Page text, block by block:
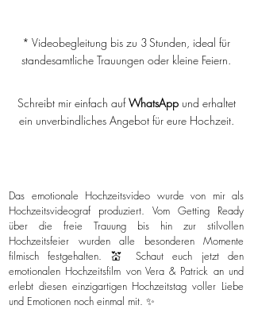
* Videobegleitung bis zu 3 Stunden, ideal für
standesamtliche Trauungen oder kleine Feiern.
Schreibt mir einfach aufWhatsAppund erhaltet
ein unverbindliches Angebot für eure Hochzeit.
Das emotionale Hochzeitsvideo wurde von mir als
Hochzeitsvideograf produziert. Vom Getting Ready
über die freie Trauung bis hin zur stilvollen
Hochzeitsfeier wurden alle besonderen Momente
filmisch festgehalten. 💒 Schaut euch jetzt den
emotionalen Hochzeitsfilm von Vera & Patrick an und
erlebt diesen einzigartigen Hochzeitstag voller Liebe
und Emotionen noch einmal mit. ✨